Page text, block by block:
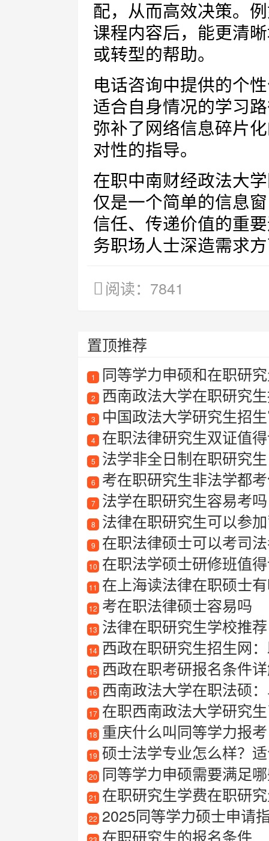
配，从而高效决策。
课程内容后，能更清
或转型的帮助。
电话咨询中提供的个
适合自身情况的学习
弥补了网络信息碎片
对性的指导。
在职中南财经政法大
仅是一个简单的信息
信任、传递价值的重
务职场人士深造需求
阅读：7841
置顶推荐
1 同等学力申硕和在职研
2 西南政法大学在职研究
3 中国政法大学研究生招
4 在职法律研究生双证值
5 法学非全日制在职研究生
6 考在职研究生非法学都
7 法学在职研究生容易考吗
8 法律在职研究生可以参
9 在职法律硕士可以考司
10 在职法学硕士研修班值得
11 在上海读法律在职硕士
12 考在职法律硕士容易吗
13 法律在职研究生学校推荐
14 西政在职研究生招生网
15 西政在职考研报名条件
16 西南政法大学在职法硕
17 在职西南政法大学研究
18 重庆什么叫同等学力报考
19 硕士法学专业怎么样？
20 同等学力申硕需要满足
21 在职研究生学费在职研
22 2025同等学力硕士申请
在职研究生的报名条件